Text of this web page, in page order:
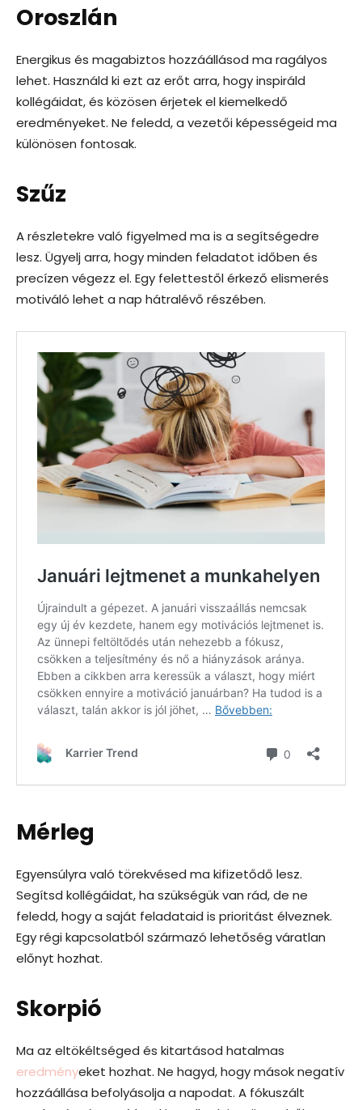
Oroszlán
Energikus és magabiztos hozzáállásod ma ragályos
lehet. Használd ki ezt az erőt arra, hogy inspiráld
kollégáidat, és közösen érjetek el kiemelkedő
eredményeket. Ne feledd, a vezetői képességeid ma
különösen fontosak.
Szűz
A részletekre való figyelmed ma is a segítségedre
lesz. Ügyelj arra, hogy minden feladatot időben és
precízen végezz el. Egy felettestől érkező elismerés
motiváló lehet a nap hátralévő részében.
Mérleg
Egyensúlyra való törekvésed ma kifizetődő lesz.
Segítsd kollégáidat, ha szükségük van rád, de ne
feledd, hogy a saját feladataid is prioritást élveznek.
Egy régi kapcsolatból származó lehetőség váratlan
előnyt hozhat.
Skorpió
Ma az eltökéltséged és kitartásod hatalmas
eredményeket hozhat. Ne hagyd, hogy mások negatív
hozzáállása befolyásolja a napodat. A fókuszált